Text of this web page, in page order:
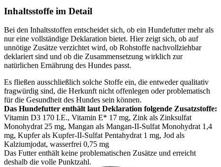
Inhaltsstoffe im Detail
Bei den Inhaltsstoffen entscheidet sich, ob ein Hundefutter mehr als
nur eine vollständige Deklaration bietet. Hier zeigt sich, ob auf
unnötige Zusätze verzichtet wird, ob Rohstoffe nachvollziehbar
deklariert sind und ob die Zusammensetzung wirklich zur
natürlichen Ernährung des Hundes passt.
Es fließen ausschließlich solche Stoffe ein, die entweder qualitativ
fragwürdig sind, die Herkunft nicht offenlegen oder problematisch
für die Gesundheit des Hundes sein können.
Das Hundefutter enthält laut Deklaration folgende Zusatzstoffe:
Vitamin D3 170 I.E., Vitamin E* 17 mg, Zink als Zinksulfat
Monohydrat 25 mg, Mangan als Mangan-II-Sulfat Monohydrat 1,4
mg, Kupfer als Kupfer-II-Sulfat Pentahydrat 1 mg, Jod als
Kalziumjodat, wasserfrei 0,75 mg
Das Futter enthält keine problematischen Zusätze und erreicht
deshalb die volle Punktzahl.